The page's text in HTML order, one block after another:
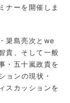
ナーを開催しま
簗島亮次とwe
貴、そして一般
・五十嵐政貴を
ョンの現状・
スカッションを